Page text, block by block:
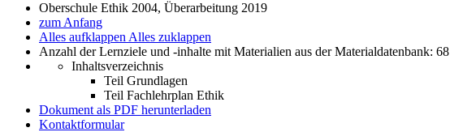
Oberschule Ethik 2004, Überarbeitung 2019
zum Anfang
Alles aufklappen Alles zuklappen
Anzahl der Lernziele und -inhalte mit Materialien aus der Materialdatenbank: 68
Inhaltsverzeichnis
Teil Grundlagen
Teil Fachlehrplan Ethik
Dokument als PDF herunterladen
Kontaktformular